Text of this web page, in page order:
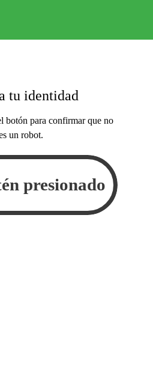
tu identidad
botón para confirmar que no
un robot.